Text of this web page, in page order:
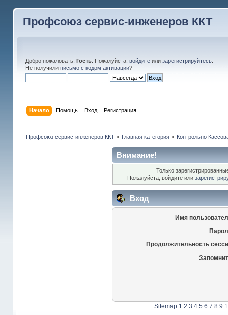
Профсоюз сервис-инженеров ККТ
Добро пожаловать, Гость. Пожалуйста, войдитеили зарегистрируйтесь.
Не получили письмо с кодом активации?
Начало Помощь Вход Регистрация
Профсоюз сервис-инженеров ККТ» Главная категория » Контрольно
Внимание!
Только
Пожалуйста, войдите или
Вход
Имя
Продолжительность
Sitemap 1 2 3 4 5 6 7 8 9